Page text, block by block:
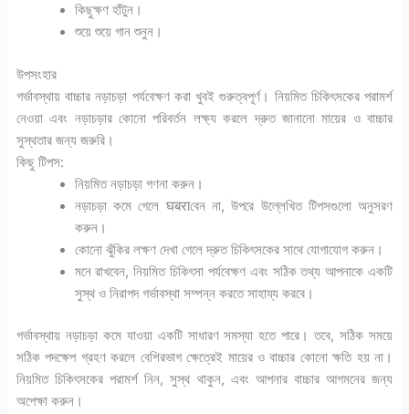
কিছুক্ষণ হাঁটুন।
শুয়ে শুয়ে গান শুনুন।
উপসংহার
গর্ভাবস্থায় বাচ্চার নড়াচড়া পর্যবেক্ষণ করা খুবই গুরুত্বপূর্ণ। নিয়মিত চিকিৎসকের পরামর্শ
নেওয়া এবং নড়াচড়ার কোনো পরিবর্তন লক্ষ্য করলে দ্রুত জানানো মায়ের ও বাচ্চার
সুস্থতার জন্য জরুরি।
কিছু টিপস:
নিয়মিত নড়াচড়া গণনা করুন।
নড়াচড়া কমে গেলে घबराবেন না, উপরে উল্লেখিত টিপসগুলো অনুসরণ
করুন।
কোনো ঝুঁকির লক্ষণ দেখা গেলে দ্রুত চিকিৎসকের সাথে যোগাযোগ করুন।
মনে রাখবেন, নিয়মিত চিকিৎসা পর্যবেক্ষণ এবং সঠিক তথ্য আপনাকে একটি
সুস্থ ও নিরাপদ গর্ভাবস্থা সম্পন্ন করতে সাহায্য করবে।
গর্ভাবস্থায় নড়াচড়া কমে যাওয়া একটি সাধারণ সমস্যা হতে পারে। তবে, সঠিক সময়ে
সঠিক পদক্ষেপ গ্রহণ করলে বেশিরভাগ ক্ষেত্রেই মায়ের ও বাচ্চার কোনো ক্ষতি হয় না।
নিয়মিত চিকিৎসকের পরামর্শ নিন, সুস্থ থাকুন, এবং আপনার বাচ্চার আগমনের জন্য
অপেক্ষা করুন।